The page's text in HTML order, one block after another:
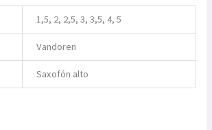
1,5, 2, 2,5, 3, 3,5, 4, 5
Vandoren
Saxofón alto